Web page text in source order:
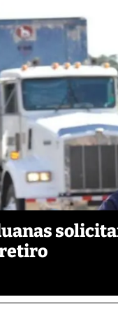
retiro